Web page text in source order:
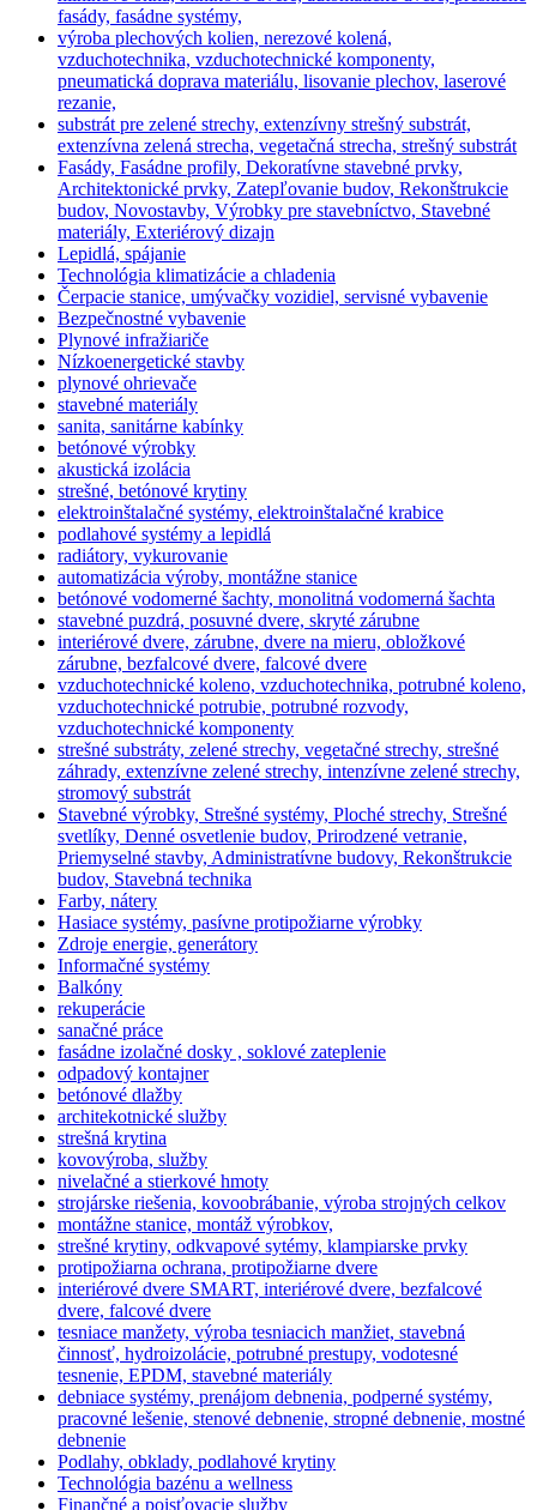
fasády, fasádne systémy,
výroba plechových kolien, nerezové kolená,
vzduchotechnika, vzduchotechnické komponenty,
pneumatická doprava materiálu, lisovanie plechov, laserové
rezanie,
substrát pre zelené strechy, extenzívny strešný substrát,
extenzívna zelená strecha, vegetačná strecha, strešný substrát
Fasády, Fasádne profily, Dekoratívne stavebné prvky,
Architektonické prvky, Zatepľovanie budov, Rekonštrukcie
budov, Novostavby, Výrobky pre stavebníctvo, Stavebné
materiály, Exteriérový dizajn
Lepidlá, spájanie
Technológia klimatizácie a chladenia
Čerpacie stanice, umývačky vozidiel, servisné vybavenie
Bezpečnostné vybavenie
Plynové infražiariče
Nízkoenergetické stavby
plynové ohrievače
stavebné materiály
sanita, sanitárne kabínky
betónové výrobky
akustická izolácia
strešné, betónové krytiny
elektroinštalačné systémy, elektroinštalačné krabice
podlahové systémy a lepidlá
radiátory, vykurovanie
automatizácia výroby, montážne stanice
betónové vodomerné šachty, monolitná vodomerná šachta
stavebné puzdrá, posuvné dvere, skryté zárubne
interiérové dvere, zárubne, dvere na mieru, obložkové
zárubne, bezfalcové dvere, falcové dvere
vzduchotechnické koleno, vzduchotechnika, potrubné koleno,
vzduchotechnické potrubie, potrubné rozvody,
vzduchotechnické komponenty
strešné substráty, zelené strechy, vegetačné strechy, strešné
záhrady, extenzívne zelené strechy, intenzívne zelené strechy,
stromový substrát
Stavebné výrobky, Strešné systémy, Ploché strechy, Strešné
svetlíky, Denné osvetlenie budov, Prirodzené vetranie,
Priemyselné stavby, Administratívne budovy, Rekonštrukcie
budov, Stavebná technika
Farby, nátery
Hasiace systémy, pasívne protipožiarne výrobky
Zdroje energie, generátory
Informačné systémy
Balkóny
rekuperácie
sanačné práce
fasádne izolačné dosky , soklové zateplenie
odpadový kontajner
betónové dlažby
architekotnické služby
strešná krytina
kovovýroba, služby
nivelačné a stierkové hmoty
strojárske riešenia, kovoobrábanie, výroba strojných celkov
montážne stanice, montáž výrobkov,
strešné krytiny, odkvapové sytémy, klampiarske prvky
protipožiarna ochrana, protipožiarne dvere
interiérové dvere SMART, interiérové dvere, bezfalcové
dvere, falcové dvere
tesniace manžety, výroba tesniacich manžiet, stavebná
činnosť, hydroizolácie, potrubné prestupy, vodotesné
tesnenie, EPDM, stavebné materiály
debniace systémy, prenájom debnenia, podperné systémy,
pracovné lešenie, stenové debnenie, stropné debnenie, mostné
debnenie
Podlahy, obklady, podlahové krytiny
Technológia bazénu a wellness
Finančné a poisťovacie služby